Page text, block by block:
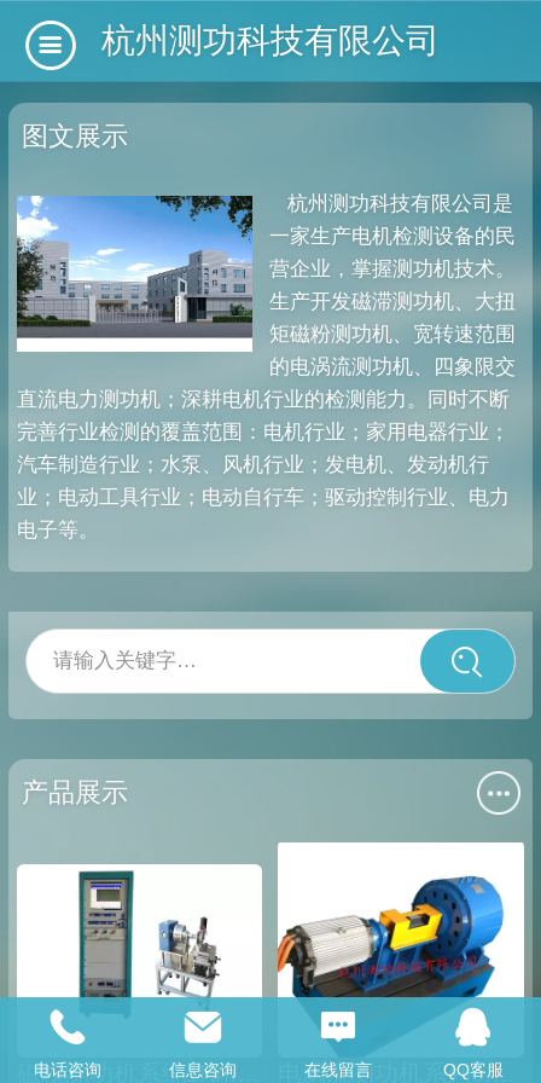
杭州测功科技有限公司
图文展示
杭州测功科技有限公司是
一家生产电机检测设备的民
营企业，掌握测功机技术。
生产开发磁滞测功机、大扭
矩磁粉测功机、宽转速范围
的电涡流测功机、四象限交
直流电力测功机；深耕电机行业的检测能力。同时不断
完善行业检测的覆盖范围：电机行业；家用电器行业；
汽车制造行业；水泵、风机行业；发电机、发动机行
业；电动工具行业；电动自行车；驱动控制行业、电力
电子等。
请输入关键字…
产品展示
电涡流测功机系列0.1Nm0.2Nm0.3Nm0.5Nm
电话咨询 信息咨询 在线留言 QQ客服